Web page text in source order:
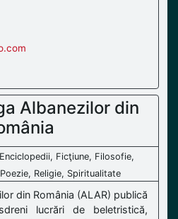
Albanezilor din
Ficţiune, Filosofie,
Religie, Spiritualitate
din România (ALAR) publică
lucrări de beletristică,